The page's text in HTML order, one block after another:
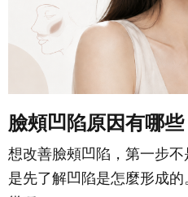
臉頰凹陷原因有哪
想改善臉頰凹陷，第一步
是先了解凹陷是怎麼形成